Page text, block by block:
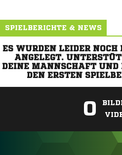
SPIELBERICHTE & NEWS
ES WURDEN LEIDER
ANGELEGT.
DEINE MANNSCHAFT UND
DEN ERSTEN
0